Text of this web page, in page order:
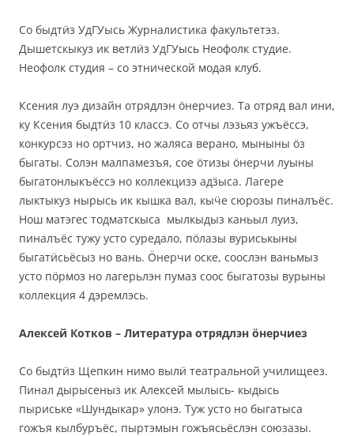
Со быдтӥз УдГУысь Журналистика факультетэз.
Дышетскыкуз ик ветлӥз УдГУысь Неофолк студие.
Неофолк студия – со этнической модая клуб.
Ксения луэ дизайн отрядлэн ӧнерчиез. Та отряд вал ини,
ку Ксения быдтӥз 10 классэ. Со отчы лэзьяз ужъёссэ,
конкурсэз но ортчиз, но жаляса верано, мыныны ӧз
быгаты. Солэн малпамезъя, сое ӧтизы ӧнерчи луыны
быгатонлыкъёссэ но коллекцизэ адӟыса. Лагере
лыктыкуз нырысь ик кышка вал, кыӵе сюрозы пиналъёс.
Нош матэгес тодматскыса мылкыдыз каньыл луиз,
пиналъёс тужу усто суредало, пӧлазы вуриськыны
быгатӥсьёсыз но вань. Ӧнерчи оске, соослэн ваньмыз
усто пӧрмоз но лагерьлэн пумаз соос быгатозы вурыны
коллекция 4 дэремлэсь.
Алексей Котков – Литература отрядлэн ӧнерчиез
Со быдтӥз Щепкин нимо вылӥ театральной училищеез.
Пинал дырысеныз ик Алексей мылысь- кыдысь
пыриське «Шундыкар» улонэ. Туж усто но быгатыса
гожъя кылбуръёс, пыртэмын гожъясьёслэн союзазы.